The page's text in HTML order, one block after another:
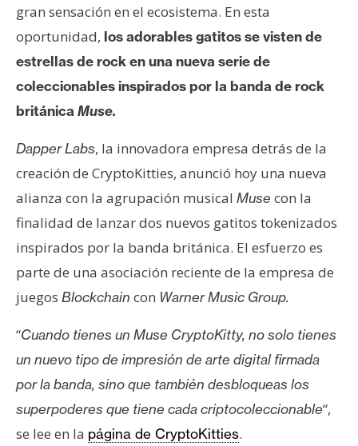
I
A
A
n
á
l
i
s
o
t
s
d
e
gran sensación en el ecosistema. En esta
oportunidad, los adorables gatitos se visten de
estrellas de rock en una nueva serie de
coleccionables inspirados por la banda de rock
británica Muse.
Dapper Labs, la innovadora empresa detrás de la
creación de CryptoKitties, anunció hoy una nueva
alianza con la agrupación musical Muse con la
finalidad de lanzar dos nuevos gatitos tokenizados
inspirados por la banda británica. El esfuerzo es
parte de una asociación reciente de la empresa de
juegos Blockchain con Warner Music Group.
“Cuando tienes un Muse CryptoKitty, no solo tienes
un nuevo tipo de impresión de arte digital firmada
por la banda, sino que también desbloqueas los
superpoderes que tiene cada criptocoleccionable“,
se lee en la página de CryptoKitties.